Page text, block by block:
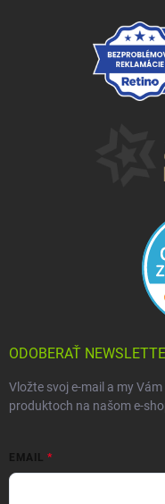
ODOBERAŤ
Vložte svoj e-mail a my
produktoch na našom e-
EMAIL